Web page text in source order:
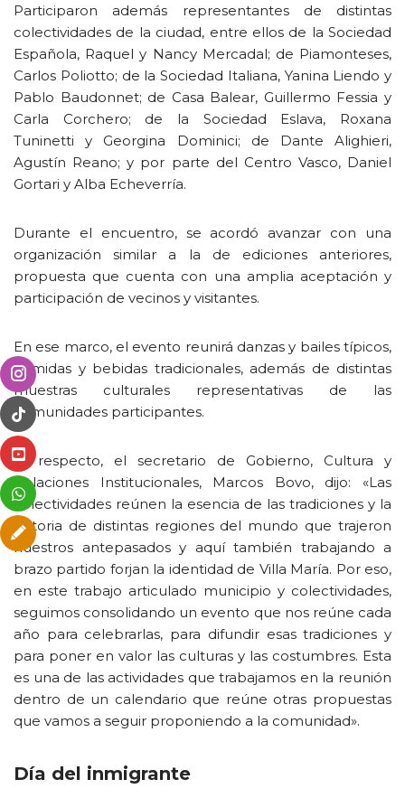
Participaron además representantes de distintas
colectividades de la ciudad, entre ellos de la Sociedad
Española, Raquel y Nancy Mercadal; de Piamonteses,
Carlos Poliotto; de la Sociedad Italiana, Yanina Liendo y
Pablo Baudonnet; de Casa Balear, Guillermo Fessia y
Carla Corchero; de la Sociedad Eslava, Roxana
Tuninetti y Georgina Dominici; de Dante Alighieri,
Agustín Reano; y por parte del Centro Vasco, Daniel
Gortari y Alba Echeverría.
Durante el encuentro, se acordó avanzar con una
organización similar a la de ediciones anteriores,
propuesta que cuenta con una amplia aceptación y
participación de vecinos y visitantes.
En ese marco, el evento reunirá danzas y bailes típicos,
comidas y bebidas tradicionales, además de distintas
muestras culturales representativas de las
comunidades participantes.
Al respecto, el secretario de Gobierno, Cultura y
Relaciones Institucionales, Marcos Bovo, dijo: «Las
colectividades reúnen la esencia de las tradiciones y la
historia de distintas regiones del mundo que trajeron
nuestros antepasados y aquí también trabajando a
brazo partido forjan la identidad de Villa María. Por eso,
en este trabajo articulado municipio y colectividades,
seguimos consolidando un evento que nos reúne cada
año para celebrarlas, para difundir esas tradiciones y
para poner en valor las culturas y las costumbres. Esta
es una de las actividades que trabajamos en la reunión
dentro de un calendario que reúne otras propuestas
que vamos a seguir proponiendo a la comunidad».
Día del inmigrante